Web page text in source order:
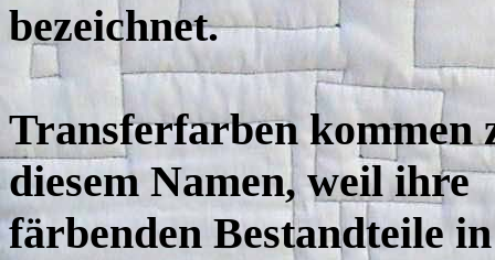
bezeichnet.
Transferfarben kommen
diesem Namen, weil ihre
färbenden Bestandteile